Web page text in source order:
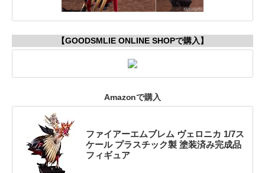
【GOODSMLIE ONLINE SHOPで購入】
Amazonで購入
ファイアーエムブレム ヴェロニカ 1/7ス
ケール プラスチック製 塗装済み完成品
フィギュア